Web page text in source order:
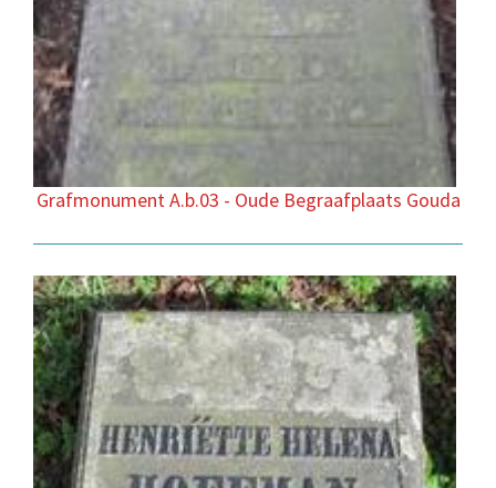
Grafmonument A.b.03 - Oude Begraafplaats Gouda